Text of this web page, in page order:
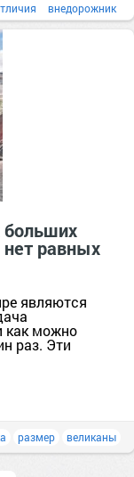
внедорожник
больших
равных
являются
как можно
раз. Эти
размер великаны